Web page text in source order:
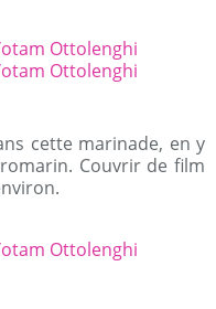
cette marinade, en y
Couvrir de film